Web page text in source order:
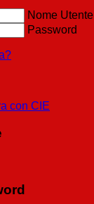
Nome Utente
Password
con CIE